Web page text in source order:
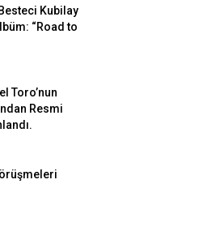
Kubilay
“Road to
Toro’nun
Resmi